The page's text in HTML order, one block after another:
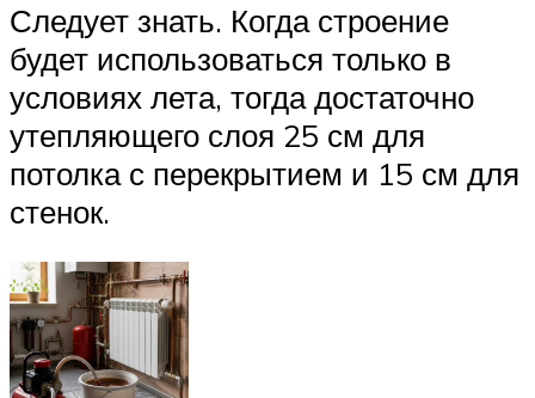
Следует знать. Когда строение
будет использоваться только в
условиях лета, тогда достаточно
утепляющего слоя 25 см для
потолка с перекрытием и 15 см для
стенок.